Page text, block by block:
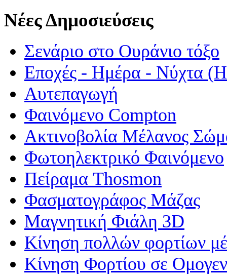
Νέες Δημοσιεύσεις
Σενάριο στο Ουράνιο τόξο
Εποχές - Ημέρα - Νύχτα
Αυτεπαγωγή
Φαινόμενο Compton
Ακτινοβολία Μέλανος
Φωτοηλεκτρικό Φαινόμενο
Πείραμα Thosmon
Φασματογράφος Μάζας
Μαγνητική Φιάλη 3D
Κίνηση πολλών φορτίων
Κίνηση Φορτίου σε